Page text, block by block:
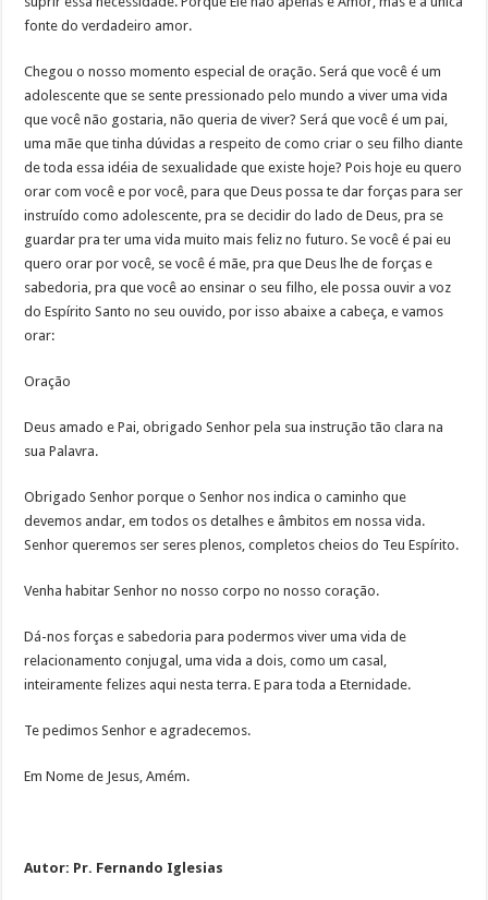
fonte do verdadeiro amor.
Chegou o nosso momento especial de oração. Será que você é um
adolescente que se sente pressionado pelo mundo a viver uma vida
que você não gostaria, não queria de viver? Será que você é um pai,
uma mãe que tinha dúvidas a respeito de como criar o seu filho diante
de toda essa idéia de sexualidade que existe hoje? Pois hoje eu quero
orar com você e por você, para que Deus possa te dar forças para ser
instruído como adolescente, pra se decidir do lado de Deus, pra se
guardar pra ter uma vida muito mais feliz no futuro. Se você é pai eu
quero orar por você, se você é mãe, pra que Deus lhe de forças e
sabedoria, pra que você ao ensinar o seu filho, ele possa ouvir a voz
do Espírito Santo no seu ouvido, por isso abaixe a cabeça, e vamos
orar:
Oração
Deus amado e Pai, obrigado Senhor pela sua instrução tão clara na
sua Palavra.
Obrigado Senhor porque o Senhor nos indica o caminho que
devemos andar, em todos os detalhes e âmbitos em nossa vida.
Senhor queremos ser seres plenos, completos cheios do Teu Espírito.
Venha habitar Senhor no nosso corpo no nosso coração.
Dá-nos forças e sabedoria para podermos viver uma vida de
relacionamento conjugal, uma vida a dois, como um casal,
inteiramente felizes aqui nesta terra. E para toda a Eternidade.
Te pedimos Senhor e agradecemos.
Em Nome de Jesus, Amém.
Autor: Pr. Fernando Iglesias